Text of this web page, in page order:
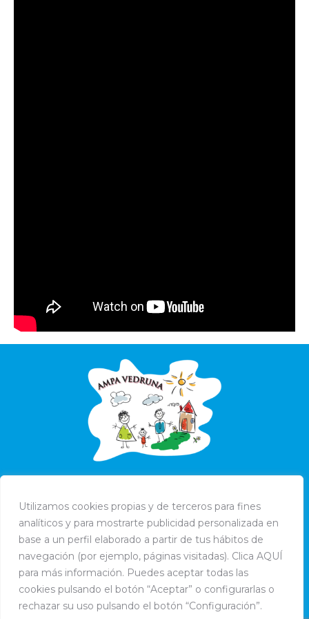
Utilizamos cookies propias y de terceros para fines
analíticos y para mostrarte publicidad personalizada en
base a un perfil elaborado a partir de tus hábitos de
navegación (por ejemplo, páginas visitadas). Clica AQUÍ
para más información. Puedes aceptar todas las
cookies pulsando el botón “Aceptar” o configurarlas o
rechazar su uso pulsando el botón “Configuración”.